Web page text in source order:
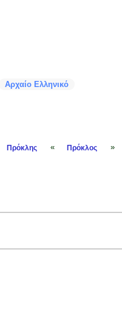
Αρχαίο Ελληνικό
Πρόκλης « Πρόκλος »